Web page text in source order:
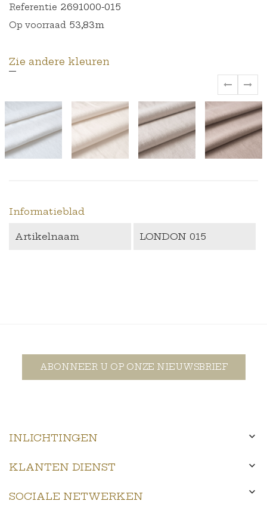
Referentie 2691000-015
Op voorraad 53,83m
Zie andere kleuren
‹ ›
Informatieblad
Artikelnaam LONDON 015
ABONNEER U OP ONZE NIEUWSBRIEF
INLICHTINGEN 
KLANTEN DIENST 
SOCIALE NETWERKEN 